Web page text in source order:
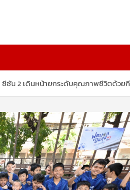
ซัน 2 เดินหน้ายกระดับคุณภาพชีวิตด้วย